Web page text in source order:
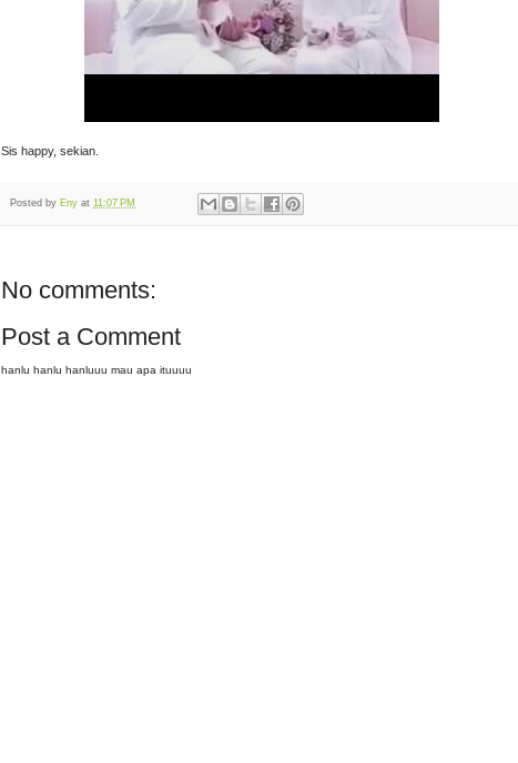
Sis happy, sekian.
Posted by Eny at 11:07 PM
No comments:
Post a Comment
hanlu hanlu hanluuu mau apa ituuuu